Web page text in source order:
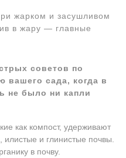
жарком и засушливом
в жару — главные
советов по
вашего сада, когда в
не было ни капли
как компост, удерживают
и глинистые почвы.
в почву.